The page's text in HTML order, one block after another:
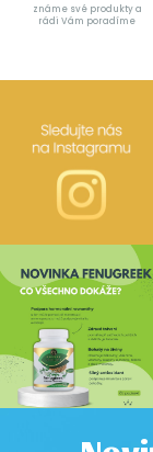
známe své produkty a
rádi Vám poradíme